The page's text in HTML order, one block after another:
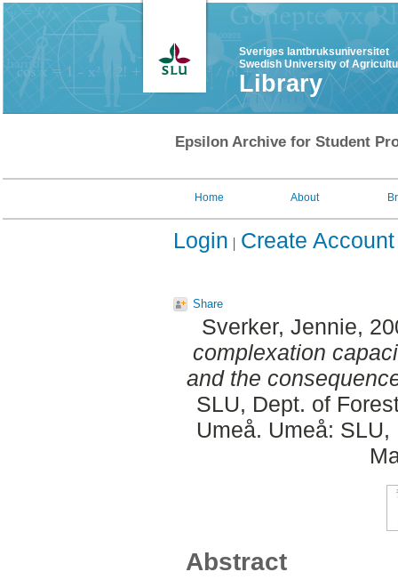
Sveriges lantbruksuniversitet
Swedish University of
Library
Epsilon Archive for Student
Home About
Login Create Account
Share
Sverker, Jennie,
complexation
and the
SLU, Dept. of
Umeå. Umeå:
Abstract